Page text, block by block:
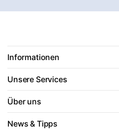
Informationen
Unsere Services
Über uns
News & Tipps